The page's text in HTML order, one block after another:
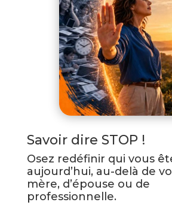
Savoir dire STOP !
Osez redéfinir qui vous
aujourd’hui, au-delà de
mère, d’épouse ou de
professionnelle.